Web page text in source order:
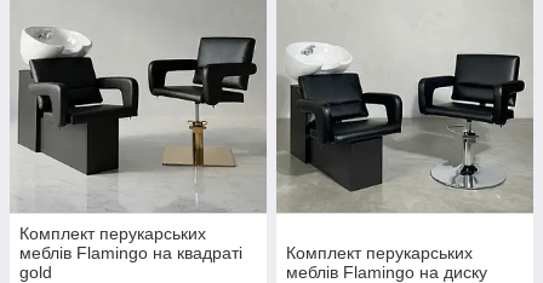
Комплект перукарських
меблів Flamingo на квадраті
gold
Комплект перукарських
меблів Flamingo на диску